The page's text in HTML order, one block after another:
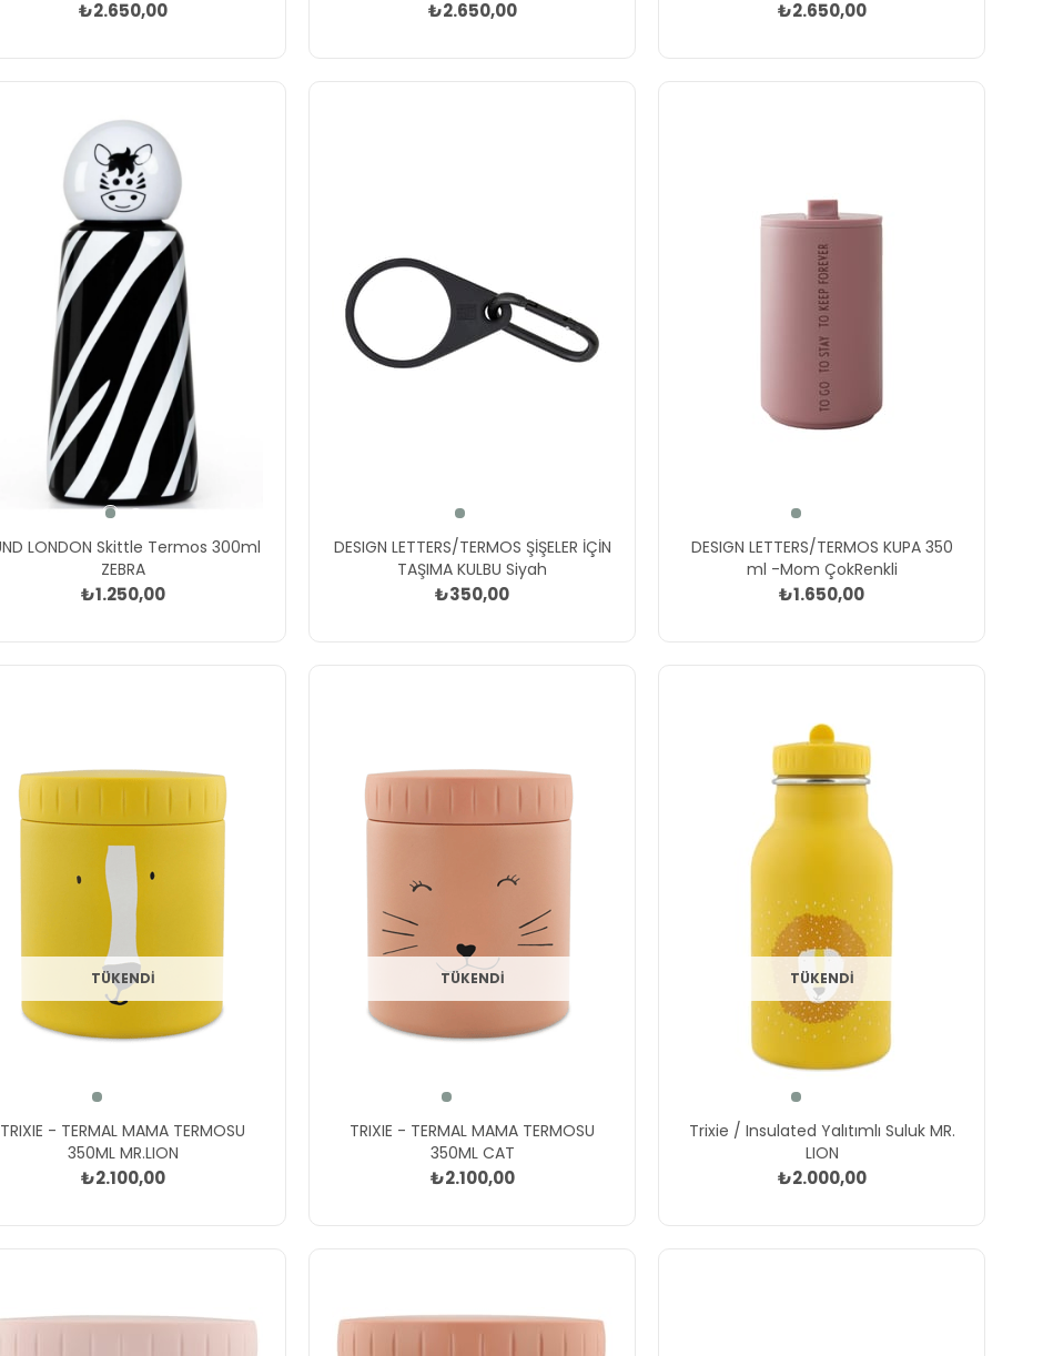
₺2.650,00 ₺2.650,00 ₺2.650,00
LONDON Skittle Termos 300ml
ZEBRA
₺1.250,00
DESIGN LETTERS/TERMOS ŞİŞELER İÇİN
TAŞIMA KULBU Siyah
₺350,00
DESIGN LETTERS/TERMOS KUPA 350
ml -Mom ÇokRenkli
₺1.650,00
TÜKENDI
TRIXIE - TERMAL MAMA TERMOSU
350ML MR.LION
₺2.100,00
TÜKENDI
TRIXIE - TERMAL MAMA TERMOSU
350ML CAT
₺2.100,00
TÜKENDI
Trixie / Insulated Yalıtımlı Suluk MR.
LION
₺2.000,00